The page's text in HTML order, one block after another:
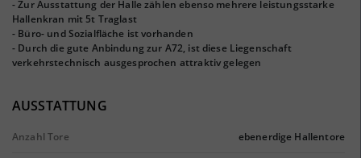
- Zur Ausstattung der Halle zählen ebenso mehrere leistungsstarke
Hallenkran mit 5t Traglast
- Büro- und Sozialfläche ist vorhanden
- Durch die gute Anbindung zur A72, ist diese Liegenschaft
verkehrstechnisch ausgesprochen attraktiv gelegen
AUSSTATTUNG
Anzahl Tore ebenerdige Hallentore